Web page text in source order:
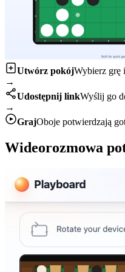
Utwórz pokójWybierz
→
Udostępnij linkWyślij go
→
GrajOboje potwierdzają
Wideorozmowa